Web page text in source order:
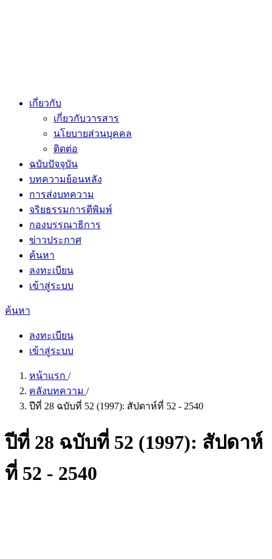
เกี่ยวกับ
เกี่ยวกับวารสาร
นโยบายส่วนบุคคล
ติดต่อ
ฉบับปัจจุบัน
บทความย้อนหลัง
การส่งบทความ
จริยธรรมการตีพิมพ์
กองบรรณาธิการ
ข่าวประกาศ
ค้นหา
ลงทะเบียน
เข้าสู่ระบบ
ค้นหา
ลงทะเบียน
เข้าสู่ระบบ
หน้าแรก /
คลังบทความ /
ปีที่ 28 ฉบับที่ 52 (1997): สัปดาห์ที่ 52 - 2540
ปีที่ 28 ฉบับที่ 52 (1997): สัปดาห์
ที่ 52 - 2540